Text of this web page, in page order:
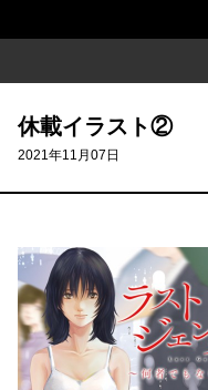
休載イラスト②
2021年11月07日